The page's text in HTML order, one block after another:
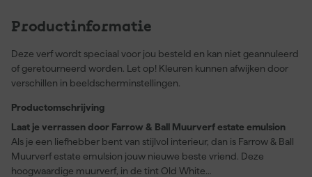
Productinformatie
Deze verf wordt speciaal voor jou besteld en kan niet geannuleerd
of geretourneerd worden. Let op! Kleuren kunnen afwijken door
verschillen in beeldscherminstellingen.
Productomschrijving
Laat je verrassen door Farrow & Ball Muurverf estate emulsion
Als je een liefhebber bent van stijlvol interieur, dan is Farrow & Ball
Muurverf estate emulsion jouw nieuwe beste vriend. Deze
hoogwaardige muurverf, in de tint Old White